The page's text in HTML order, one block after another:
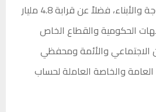
دينار خصصت لعلاوة الزوجة والأبناء، فضلاً عن قرابة 4.8 مليار
الحكومية والقطاع الخاص
الاجتماعي والأئمة ومحفظي
العامة والخاصة العاملة لحساب